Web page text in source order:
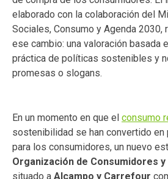
En un momento en que el consumo
sostenibilidad se han convertido
para los consumidores, un nuevo
Organización de Consumidores y
situado a Alcampo y Carrefour